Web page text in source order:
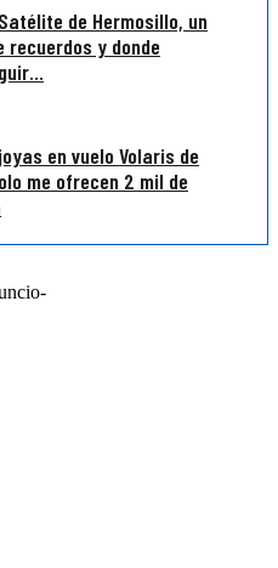
de Hermosillo, un
recuerdos y donde
en vuelo Volaris de
me ofrecen 2 mil de